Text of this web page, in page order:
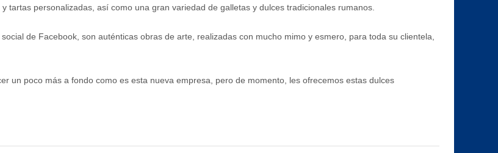
tartas personalizadas, así como una gran variedad de galletas y dulces tradicionales rumanos.
de Facebook, son auténticas obras de arte, realizadas con mucho mimo y esmero, para toda su clientela,
un poco más a fondo como es esta nueva empresa, pero de momento, les ofrecemos estas dulces